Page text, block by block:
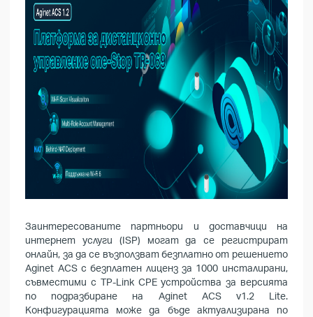
Заинтересованите партньори и доставчици на
интернет услуги (ISP) могат да се регистрират
онлайн, за да се възползват безплатно от решението
Aginet ACS с безплатен лиценз за 1000 инсталирани,
съвместими с TP-Link CPE устройства за версията
по подразбиране на Aginet ACS v1.2 Lite.
Kонфигурацията може да бъде актуализирана по